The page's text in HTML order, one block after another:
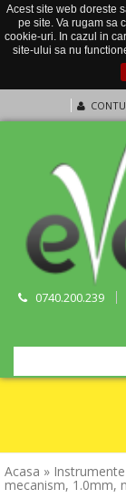
Acest site web doreste
pe site. Va rugam sa
cookie-uri. In cazul in
site-ului sa nu
0740.200.239
Acasa »
mecanism, 1.0mm,